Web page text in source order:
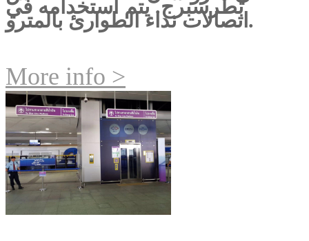
بطرسبرج. يتم استخدامه في
اتصالات نداء الطوارئ بالمترو.
More info >